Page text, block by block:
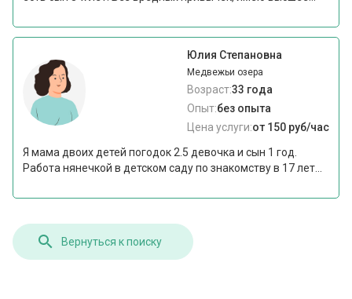
Юлия Степановна
Медвежьи озера
Возраст:33 года
Опыт:без опыта
Цена услуги:от 150 руб/час
Я мама двоих детей погодок 2.5 девочка и сын 1 год.
Работа нянечкой в детском саду по знакомству в 17 лет...
Вернуться к поиску